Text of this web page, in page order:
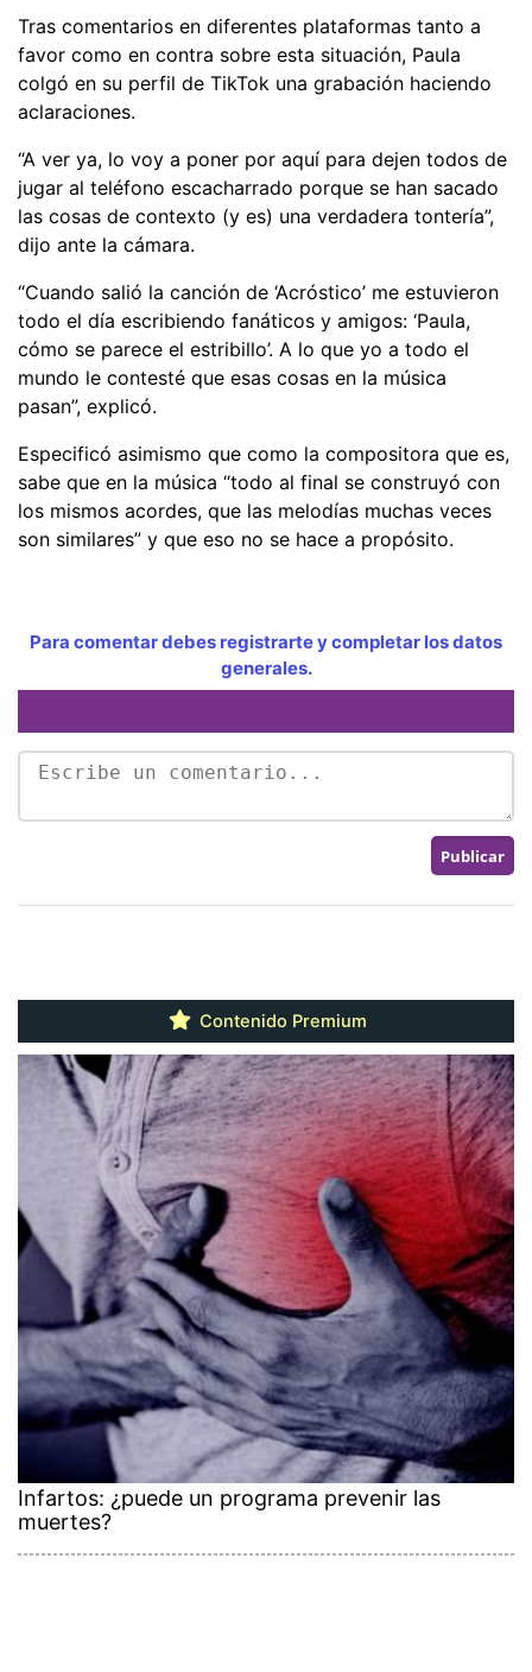
Tras comentarios en diferentes plataformas tanto a
favor como en contra sobre esta situación, Paula
colgó en su perfil de TikTok una grabación haciendo
aclaraciones.
“A ver ya, lo voy a poner por aquí para dejen todos de
jugar al teléfono escacharrado porque se han sacado
las cosas de contexto (y es) una verdadera tontería”,
dijo ante la cámara.
“Cuando salió la canción de ‘Acróstico’ me estuvieron
todo el día escribiendo fanáticos y amigos: ‘Paula,
cómo se parece el estribillo’. A lo que yo a todo el
mundo le contesté que esas cosas en la música
pasan”, explicó.
Especificó asimismo que como la compositora que es,
sabe que en la música “todo al final se construyó con
los mismos acordes, que las melodías muchas veces
son similares” y que eso no se hace a propósito.
Para comentar debes registrarte y completar los datos
generales.
Contenido Premium
Infartos: ¿puede un programa prevenir las
muertes?